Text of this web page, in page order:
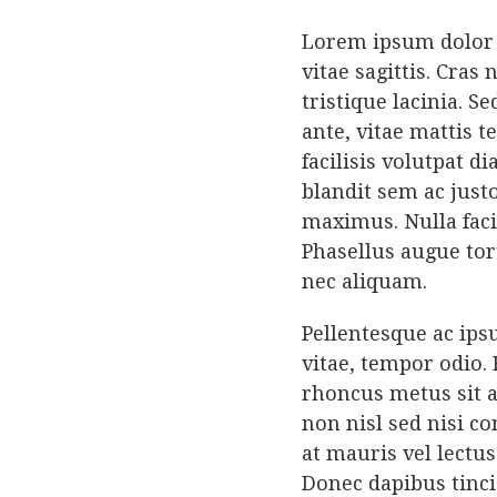
Lorem ipsum
vitae sagittis. Cras
tristique lacinia.
ante, vitae mattis
facilisis volutpat
blandit sem ac
maximus. Nulla
Phasellus augue
nec aliquam.
Pellentesque ac
vitae, tempor odio.
rhoncus metus sit
non nisl sed nisi
at mauris vel
Donec dapibus